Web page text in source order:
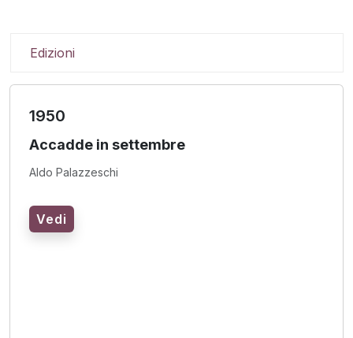
Edizioni
1950
Accadde in settembre
Aldo Palazzeschi
Vedi